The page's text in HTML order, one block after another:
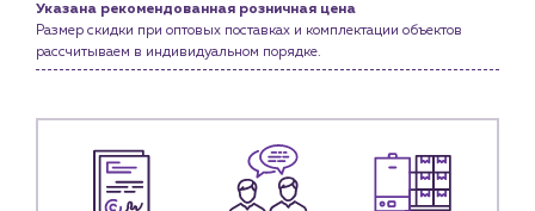
Услуги
Сервис и обслуживание инженерных систем
Доставка
Портфолио
Указана рекомендованная розничная цена
Размер скидки при оптовых поставках и комплектации объектов
рассчитываем в индивидуальном порядке.